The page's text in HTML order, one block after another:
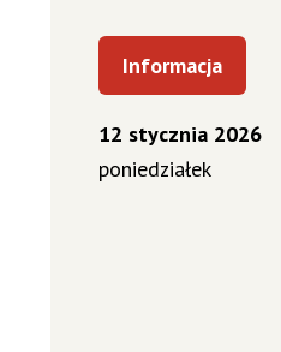
Informacja
12 stycznia 2026
poniedziałek